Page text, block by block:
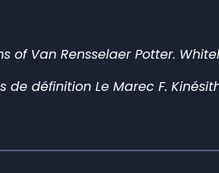
Van Rensselaer Potter.
définition Le Marec F.